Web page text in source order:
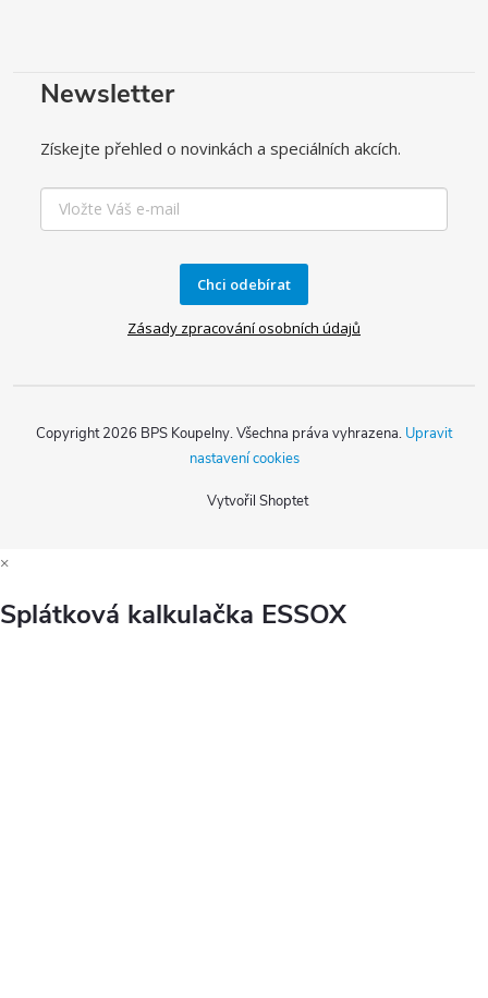
Newsletter
Získejte přehled o novinkách a speciálních akcích.
Chci odebírat
Zásady zpracování osobních údajů
Vytvořil Shoptet
Copyright 2026 BPS Koupelny. Všechna práva vyhrazena. Upravit
nastavení cookies
×
Splátková kalkulačka ESSOX